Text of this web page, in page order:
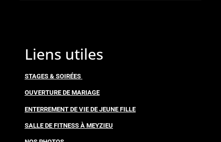
Liens utiles
STAGES & SOIRÉES
OUVERTURE DE MARIAGE
ENTERREMENT DE VIE DE JEUNE FILLE
SALLE DE FITNESS À MEYZIEU